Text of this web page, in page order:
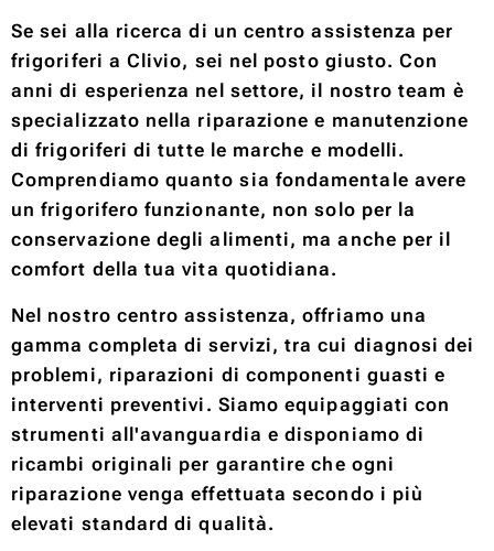
Se sei alla ricerca di un centro assistenza per
frigoriferi a Clivio, sei nel posto giusto. Con
anni di esperienza nel settore, il nostro team è
specializzato nella riparazione e manutenzione
di frigoriferi di tutte le marche e modelli.
Comprendiamo quanto sia fondamentale avere
un frigorifero funzionante, non solo per la
conservazione degli alimenti, ma anche per il
comfort della tua vita quotidiana.
Nel nostro centro assistenza, offriamo una
gamma completa di servizi, tra cui diagnosi dei
problemi, riparazioni di componenti guasti e
interventi preventivi. Siamo equipaggiati con
strumenti all'avanguardia e disponiamo di
ricambi originali per garantire che ogni
riparazione venga effettuata secondo i più
elevati standard di qualità.